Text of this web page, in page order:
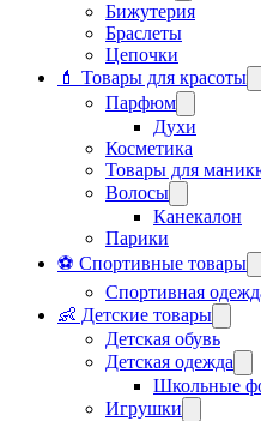
Бижутерия
Браслеты
Цепочки
💄 Товары для красоты
Парфюм
Духи
Косметика
Товары для
Волосы
Канекалон
Парики
⚽ Спортивные товары
Спортивная
👶 Детские товары
Детская обувь
Детская одежда
Школьные
Игрушки